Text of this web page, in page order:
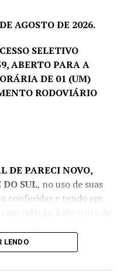
AGOSTO DE 2026.
SELETIVO
ABERTO PARA A
DE 01 (UM)
RODOVIÁRIO
DE PARECI NOVO,
SUL, no uso de suas
conferidas e tendo em
01 (um) Operador de
em consideração que
o referido cargo, de
LENDO